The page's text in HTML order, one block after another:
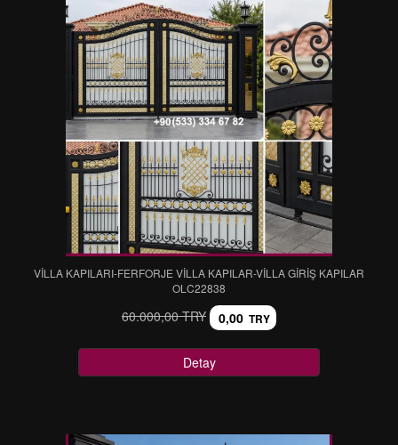
VİLLA KAPILARI-FERFORJE VİLLA KAPILAR-VİLLA GİRİŞ KAPILAR
OLC22838
60.000,00 TRY 0,00 TRY
Detay